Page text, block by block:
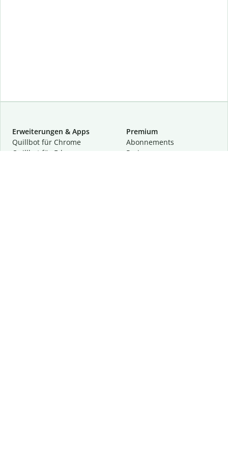
Erweiterungen & Apps
Quillbot für Chrome
Quillbot für Edge
Premium
Abon­ne­ments
Preise